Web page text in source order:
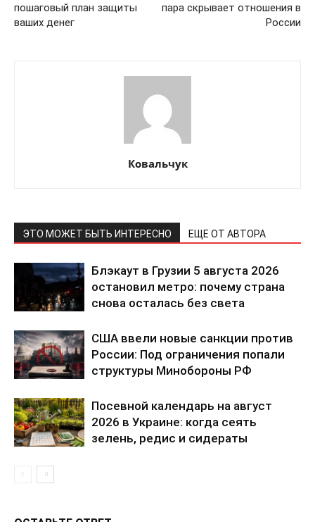
КавПолит
пошаговый план защиты
ваших денег
пара скрывает отношения в
России
Ковальчук
ЭТО МОЖЕТ БЫТЬ ИНТЕРЕСНО ЕЩЕ ОТ АВТОРА
Блэкаут в Грузии 5 августа 2026
остановил метро: почему страна
снова осталась без света
США ввели новые санкции против
России: Под ограничения попали
структуры Минобороны РФ
Посевной календарь на август
2026 в Украине: когда сеять
зелень, редис и сидераты